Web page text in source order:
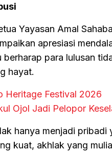
Yayasan Amal
apresiasi
berharap para lulusan
hayat.
Heritage Festival 2026
Ojol Jadi Pelopor
hanya menjadi
kuat, akhlak yang